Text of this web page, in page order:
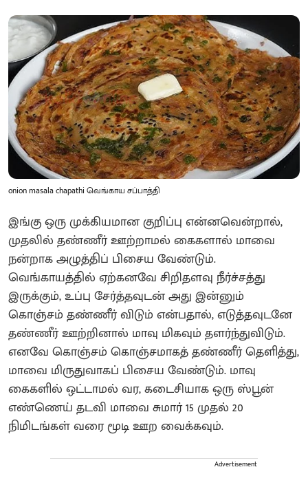
onion masala chapathi வெங்காய சப்பாத்தி
இங்கு ஒரு முக்கியமான குறிப்பு என்னவென்றால்,
முதலில் தண்ணீர் ஊற்றாமல் கைகளால் மாவை
நன்றாக அழுத்திப் பிசைய வேண்டும்.
வெங்காயத்தில் ஏற்கனவே சிறிதளவு நீர்ச்சத்து
இருக்கும், உப்பு சேர்த்தவுடன் அது இன்னும்
கொஞ்சம் தண்ணீர் விடும் என்பதால், எடுத்தவுடனே
தண்ணீர் ஊற்றினால் மாவு மிகவும் தளர்ந்துவிடும்.
எனவே கொஞ்சம் கொஞ்சமாகத் தண்ணீர் தெளித்து,
மாவை மிருதுவாகப் பிசைய வேண்டும். மாவு
கைகளில் ஒட்டாமல் வர, கடைசியாக ஒரு ஸ்பூன்
எண்ணெய் தடவி மாவை சுமார் 15 முதல் 20
நிமிடங்கள் வரை மூடி ஊற வைக்கவும்.
Advertisement